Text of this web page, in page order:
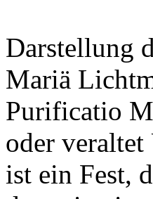
Darstellung
Mariä
Purificatio
oder
ist ein Fest,